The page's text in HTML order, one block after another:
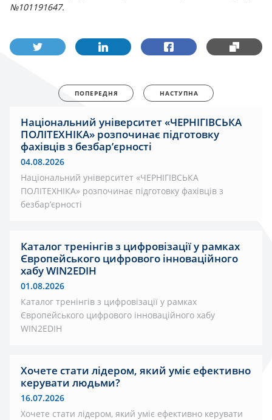
№101191647.
ПОПЕРЕДНЯ НАСТУПНА
Національний університет «ЧЕРНІГІВСЬКА
ПОЛІТЕХНІКА» розпочинає підготовку
фахівців з безбар’єрності
04.08.2026
Національний університет «ЧЕРНІГІВСЬКА
ПОЛІТЕХНІКА» розпочинає підготовку фахівців з
безбар’єрності
Каталог тренінгів з цифровізації у рамках
Європейського цифрового інноваційного
хабу WIN2EDIH
01.08.2026
Каталог тренінгів з цифровізації у рамках
Європейського цифрового інноваційного хабу
WIN2EDIH
Хочете стати лідером, який уміє ефективно
керувати людьми?
16.07.2026
Хочете стати лідером, який уміє ефективно керувати